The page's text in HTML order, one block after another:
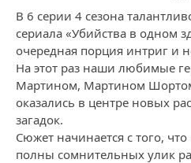
В 6 серии 4 сезона
сериала «Убийства в одном
очередная порция интриг и
На этот раз наши любимые
Мартином, Мартином
оказались в центре новых
загадок.
Сюжет начинается с того,
полны сомнительных улик